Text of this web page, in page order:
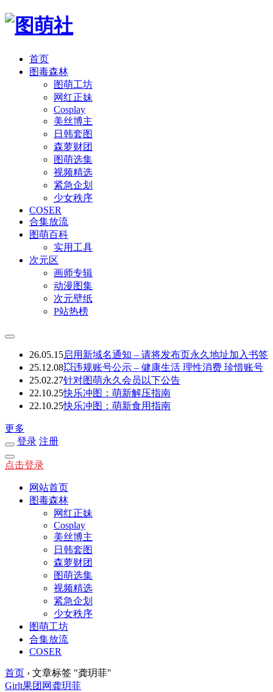
首页
图毒森林
图萌工坊
网红正妹
Cosplay
美丝博主
日韩套图
森萝财团
图萌选集
视频精选
紧急企划
少女秩序
COSER
合集放流
图萌百科
实用工具
次元区
画师专辑
动漫图集
次元壁纸
P站热榜
26.05.15启用新域名通知 – 请将发布页永久地址加入书签
25.12.08💥违规账号公示 – 健康生活 理性消费 珍惜账号
25.02.27针对图萌永久会员以下公告
22.10.25快乐冲图：萌新解压指南
22.10.25快乐冲图：萌新食用指南
更多
登录 注册
点击登录
网站首页
图毒森林
网红正妹
Cosplay
美丝博主
日韩套图
森萝财团
图萌选集
视频精选
紧急企划
少女秩序
图萌工坊
合集放流
COSER
首页 › 文章标签 "龚玥菲"
Girlt果团网龚玥菲